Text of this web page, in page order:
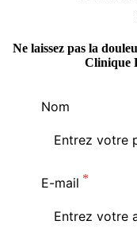
Ne laissez pas la
Clinique
Nom
E-mail